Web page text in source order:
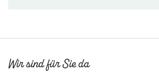
Wir sind für Sie da